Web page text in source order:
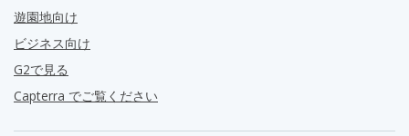
遊園地向け
ビジネス向け
G2で見る
Capterra でご覧ください